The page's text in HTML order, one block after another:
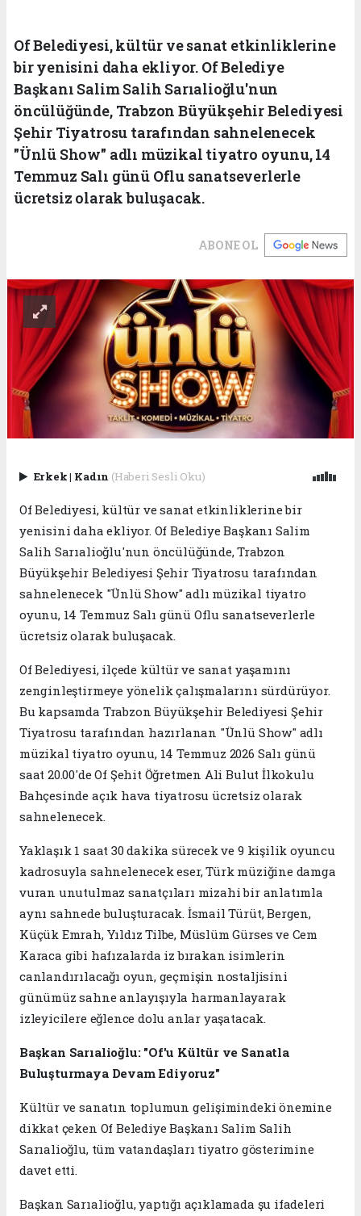
Of Belediyesi, kültür ve sanat etkinliklerine
bir yenisini daha ekliyor. Of Belediye
Başkanı Salim Salih Sarıalioğlu'nun
öncülüğünde, Trabzon Büyükşehir Belediyesi
Şehir Tiyatrosu tarafından sahnelenecek
"Ünlü Show" adlı müzikal tiyatro oyunu, 14
Temmuz Salı günü Oflu sanatseverlerle
ücretsiz olarak buluşacak.
ABONE OL
Erkek| Kadın (Haberi Sesli Oku)
Of Belediyesi, kültür ve sanat etkinliklerine bir
yenisini daha ekliyor. Of Belediye Başkanı Salim
Salih Sarıalioğlu'nun öncülüğünde, Trabzon
Büyükşehir Belediyesi Şehir Tiyatrosu tarafından
sahnelenecek "Ünlü Show" adlı müzikal tiyatro
oyunu, 14 Temmuz Salı günü Oflu sanatseverlerle
ücretsiz olarak buluşacak.
Of Belediyesi, ilçede kültür ve sanat yaşamını
zenginleştirmeye yönelik çalışmalarını sürdürüyor.
Bu kapsamda Trabzon Büyükşehir Belediyesi Şehir
Tiyatrosu tarafından hazırlanan "Ünlü Show" adlı
müzikal tiyatro oyunu, 14 Temmuz 2026 Salı günü
saat 20.00'de Of Şehit Öğretmen Ali Bulut İlkokulu
Bahçesinde açık hava tiyatrosu ücretsiz olarak
sahnelenecek.
Yaklaşık 1 saat 30 dakika sürecek ve 9 kişilik oyuncu
kadrosuyla sahnelenecek eser, Türk müziğine damga
vuran unutulmaz sanatçıları mizahi bir anlatımla
aynı sahnede buluşturacak. İsmail Türüt, Bergen,
Küçük Emrah, Yıldız Tilbe, Müslüm Gürses ve Cem
Karaca gibi hafızalarda iz bırakan isimlerin
canlandırılacağı oyun, geçmişin nostaljisini
günümüz sahne anlayışıyla harmanlayarak
izleyicilere eğlence dolu anlar yaşatacak.
Başkan Sarıalioğlu: "Of'u Kültür ve Sanatla
Buluşturmaya Devam Ediyoruz"
Kültür ve sanatın toplumun gelişimindeki önemine
dikkat çeken Of Belediye Başkanı Salim Salih
Sarıalioğlu, tüm vatandaşları tiyatro gösterimine
davet etti.
Başkan Sarıalioğlu, yaptığı açıklamada şu ifadeleri